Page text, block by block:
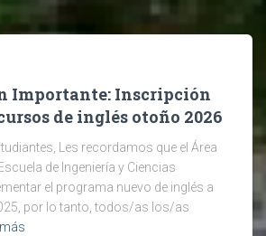
Importante: Inscripción
de inglés otoño 2026
Les recordamos que el Área
de Ingeniería y Ciencias
el programa nuevo de inglés a
por lo tanto, todos/as los/as